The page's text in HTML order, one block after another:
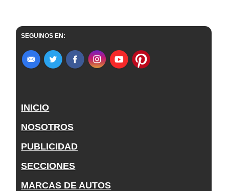
SEGUINOS EN:
INICIO
NOSOTROS
PUBLICIDAD
SECCIONES
MARCAS DE AUTOS